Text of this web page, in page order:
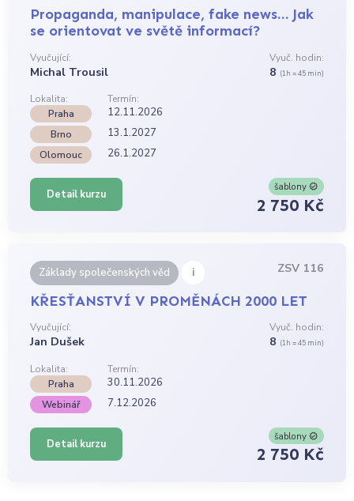
Propaganda, manipulace, fake news… Jak
se orientovat ve světě informací?
Vyučující:
Michal Trousil
Vyuč. hodin:
8 (1h = 45 min)
Lokalita:
Termín:
Praha
12.11.2026
Brno 13.1.2027
Olomouc 26.1.2027
Detail kurzu
šablony
2 750 Kč
Základy společenských věd i ZSV 116
KŘESŤANSTVÍ V PROMĚNÁCH 2000 LET
Vyučující:
Jan Dušek
Vyuč. hodin:
8 (1h = 45 min)
Lokalita:
Termín:
Praha
30.11.2026
Webinář 7.12.2026
Detail kurzu
šablony
2 750 Kč